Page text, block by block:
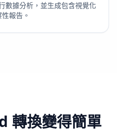
數據分析，並生成包含視覺化
報告。
轉換變得簡單